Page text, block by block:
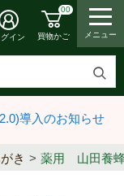
検
す
グイン
00
買物かご メニュー
導入のお知らせ
き 薬用 山田養